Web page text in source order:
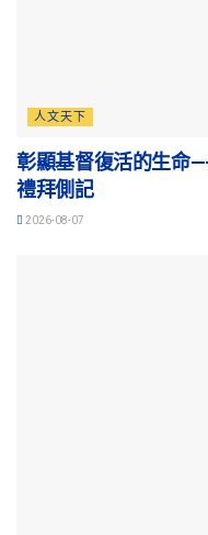
人文天下
彰顯基督復活的生命
禮拜側記
2026-08-07